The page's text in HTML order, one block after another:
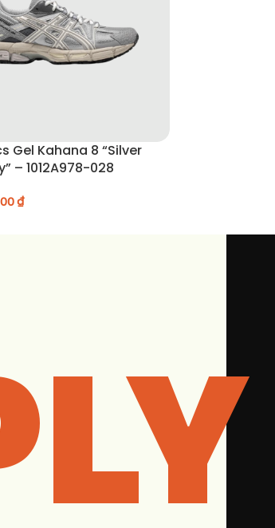
Gel Kahana 8 “Silver
– 1012A978-028
₫